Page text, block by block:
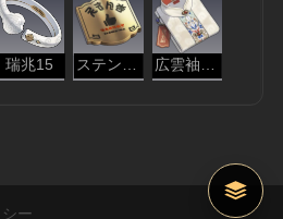
瑞兆15 ステンレスの扁額 広雲袖の限定立襟短襖
ー